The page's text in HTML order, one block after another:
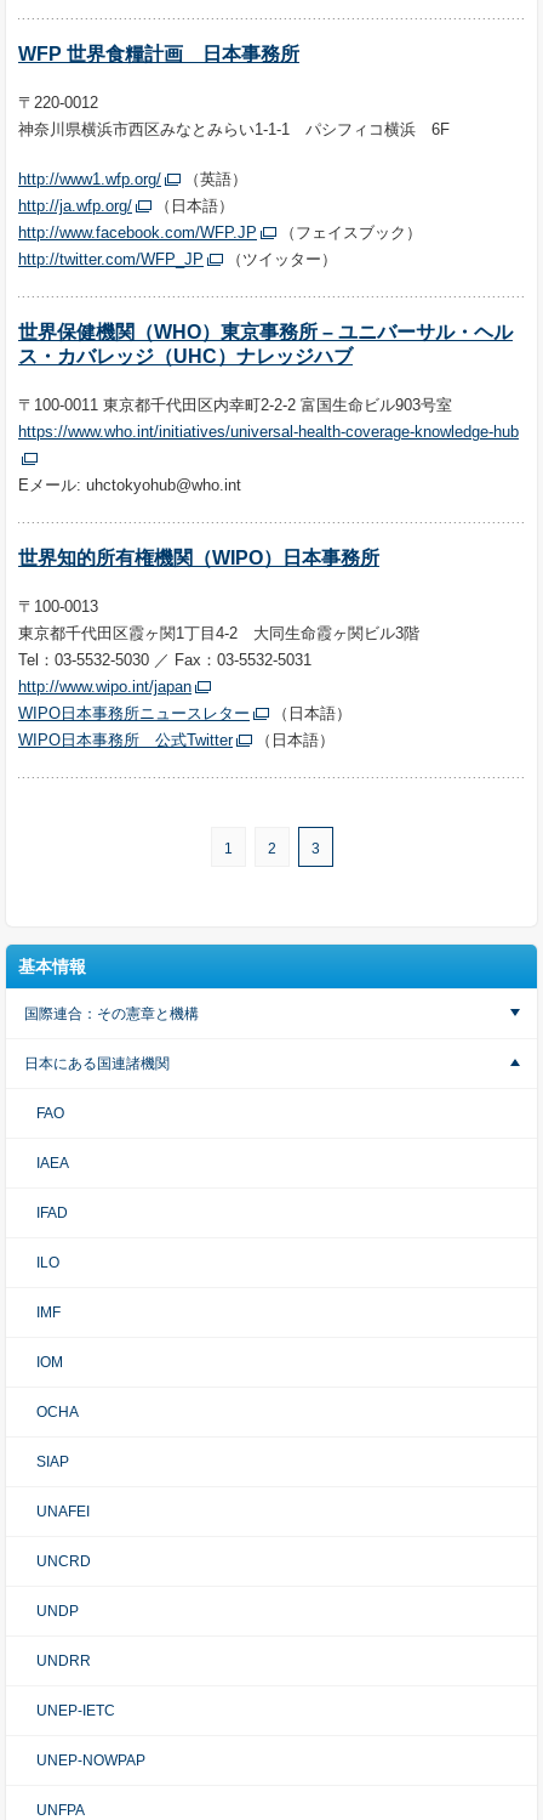
WFP 世界食糧計画 日本事務所
〒220-0012
神奈川県横浜市西区みなとみらい1-1-1 パシフィコ横浜 6F
http://www1.wfp.org/
（英語）
http://ja.wfp.org/
（日本語）
http://www.facebook.com/WFP.JP
（フェイスブック）
http://twitter.com/WFP_JP
（ツイッター）
世界保健機関（WHO）東京事務所 – ユニバーサル・ヘル
ス・カバレッジ（UHC）ナレッジハブ
〒100-0011 東京都千代田区内幸町2-2-2 富国生命ビル903号室
https://www.who.int/initiatives/universal-health-coverage-knowledge-hub
Eメール: uhctokyohub@who.int
世界知的所有権機関（WIPO）日本事務所
〒100-0013
東京都千代田区霞ヶ関1丁目4-2 大同生命霞ヶ関ビル3階
Tel：03-5532-5030 ／ Fax：03-5532-5031
http://www.wipo.int/japan
WIPO日本事務所ニュースレター
（日本語）
WIPO日本事務所 公式Twitter
（日本語）
1 2 3
基本情報
国際連合：その憲章と機構
日本にある国連諸機関
FAO
IAEA
IFAD
ILO
IMF
IOM
OCHA
SIAP
UNAFEI
UNCRD
UNDP
UNDRR
UNEP-IETC
UNEP-NOWPAP
UNFPA